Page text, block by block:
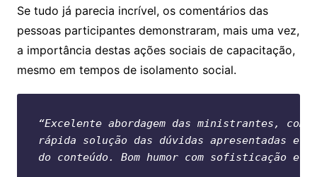
Se tudo já parecia incrível, os comentários das
pessoas participantes demonstraram, mais uma vez,
a importância destas ações sociais de capacitação,
mesmo em tempos de isolamento social.
“Excelente abordagem das ministrantes,
rápida solução das dúvidas apresentadas e
do conteúdo. Bom humor com sofisticação e